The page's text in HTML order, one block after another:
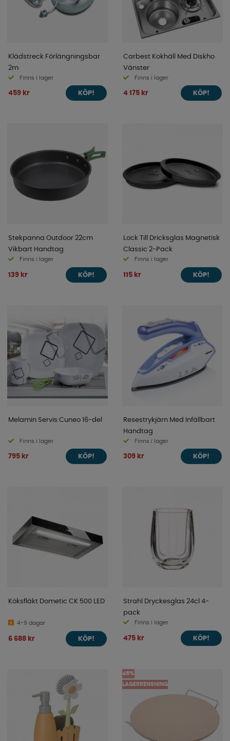
Klädstreck Förlängningsbar
2m
Finns i lager
459 kr KÖP!
Carbest Kokhäll Med Diskho
Vänster
Finns i lager
4 175 kr KÖP!
Stekpanna Outdoor 22cm
Vikbart Handtag
Finns i lager
139 kr KÖP!
Lock Till Dricksglas Magnetisk
Classic 2-Pack
Finns i lager
115 kr KÖP!
Melamin Servis Cuneo 16-del
Finns i lager
795 kr KÖP!
Resestrykjärn Med Infällbart
Handtag
Finns i lager
309 kr KÖP!
Köksfläkt Dometic CK 500 LED
4-9 dagar
6 688 kr KÖP!
Strahl Dryckesglas 24cl 4-
pack
Finns i lager
475 kr KÖP!
45%
LAGERRENSNING